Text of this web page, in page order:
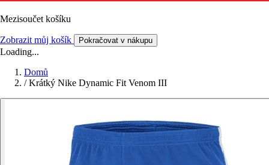
Mezisoučet košíku
Zobrazit můj košík Pokračovat v nákupu
Loading...
Domů
/ Krátký Nike Dynamic Fit Venom III